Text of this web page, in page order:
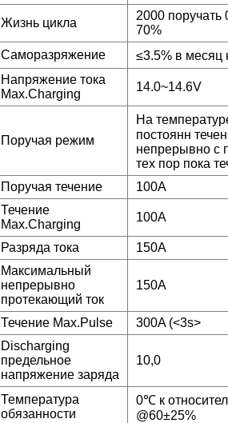
Жизнь цикла
2000 поручать
70%
Саморазряжение
≤3.5% в
Напряжение тока
Max.Charging
14.0~14.6V
Поручая режим
На
постоянн
непрерывно с
тех пор пока
Поручая течение
100A
Течение
Max.Charging
100A
Разряда тока
150A
Максимальный
непрерывно
протекающий ток
150A
Течение Max.Pulse
300A (<3s>
Discharging
предельное
напряжение заряда
10,0
Температура
обязанности
0℃ к
@60±25%